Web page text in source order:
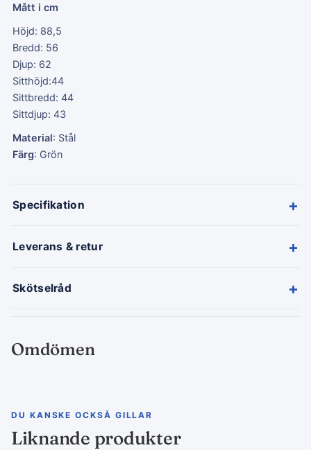
Mått i cm
Höjd: 88,5
Bredd: 56
Djup: 62
Sitthöjd:44
Sittbredd: 44
Sittdjup: 43
Material: Stål
Färg: Grön
Specifikation +
Leverans & retur +
Skötselråd +
Omdömen
DU KANSKE OCKSÅ GILLAR
Liknande produkter